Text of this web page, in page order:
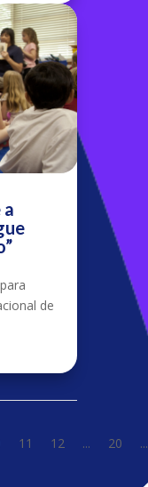
a
de
11 12 ... 20
...